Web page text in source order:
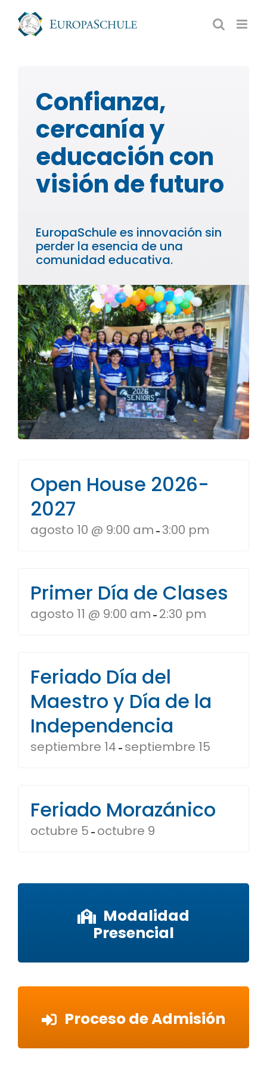
contenido
Confianza,
cercanía y
educación con
visión de futuro
EuropaSchule es innovación sin
perder la esencia de una
comunidad educativa.
Open House 2026-
2027
agosto 10 @ 9:00 am - 3:00 pm
Primer Día de Clases
agosto 11 @ 9:00 am - 2:30 pm
Feriado Día del
Maestro y Día de la
Independencia
septiembre 14 - septiembre 15
Feriado Morazánico
octubre 5 - octubre 9
Modalidad
Presencial
Proceso de Admisión